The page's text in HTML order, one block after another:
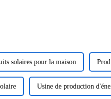
solaires pour la maison
Usine de production